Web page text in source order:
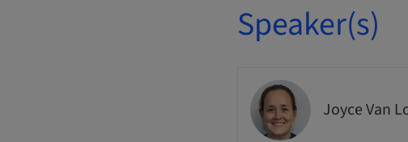
Speaker(s)
Joyce Van